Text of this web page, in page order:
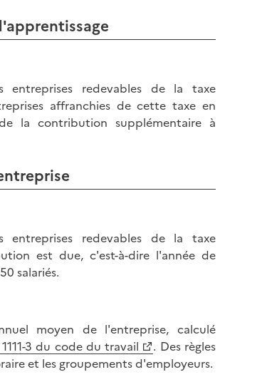
redevables de la taxe
affranchies de cette taxe en
la contribution supplémentaire à
redevables de la taxe
est due, c'est-à-dire l'année de
salariés.
moyen de l'entreprise, calculé
3 du code du travail
. Des règles
et les groupements d'employeurs.